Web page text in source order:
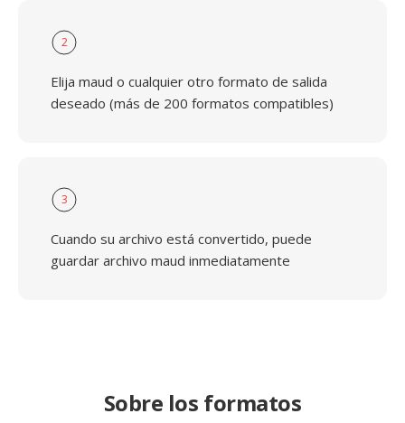
2
Elija maud o cualquier otro formato de salida
deseado (más de 200 formatos compatibles)
3
Cuando su archivo está convertido, puede
guardar archivo maud inmediatamente
Sobre los formatos